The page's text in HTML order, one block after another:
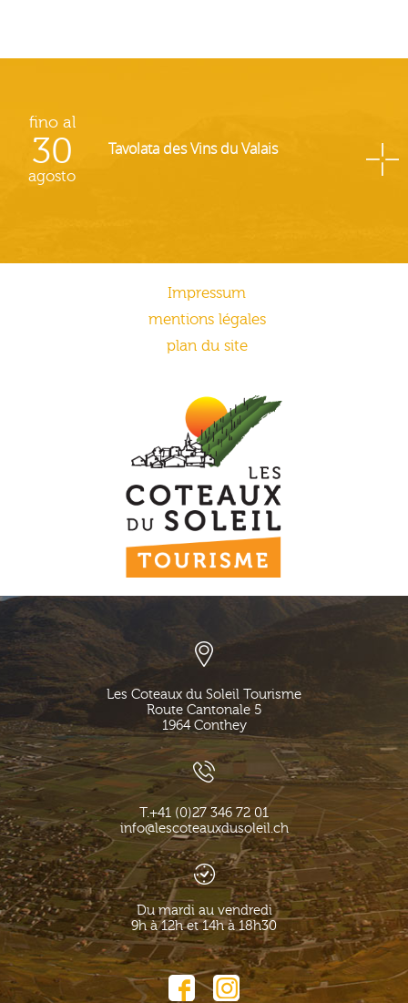
fino al
30
agosto
Tavolata des Vins du Valais
Impressum
mentions légales
plan du site
Les Coteaux du Soleil Tourisme
Route Cantonale 5
1964 Conthey
T.+41 (0)27 346 72 01
info@lescoteauxdusoleil.ch
Du mardi au vendredi
9h à 12h et 14h à 18h30